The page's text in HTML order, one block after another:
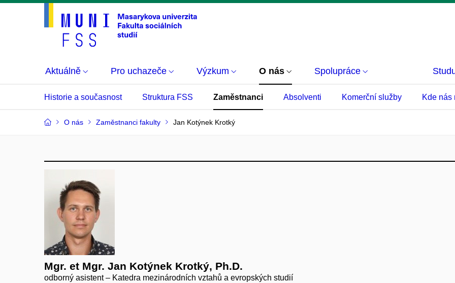
Aktuálně Pro uchazeče Výzkum O nás Spolupráce
Historie a současnost Struktura FSS Zaměstnanci Absolventi Komerční služby Kde nás
O nás Zaměstnanci fakulty Jan Kotýnek Krotký
Mgr. et Mgr. Jan Kotýnek Krotký, Ph.D.
odborný asistent – Katedra mezinárodních vztahů a evropských studií